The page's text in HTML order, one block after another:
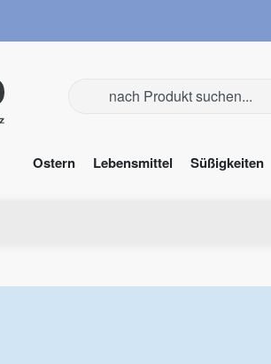
Ostern Lebensmittel Süßigkeiten